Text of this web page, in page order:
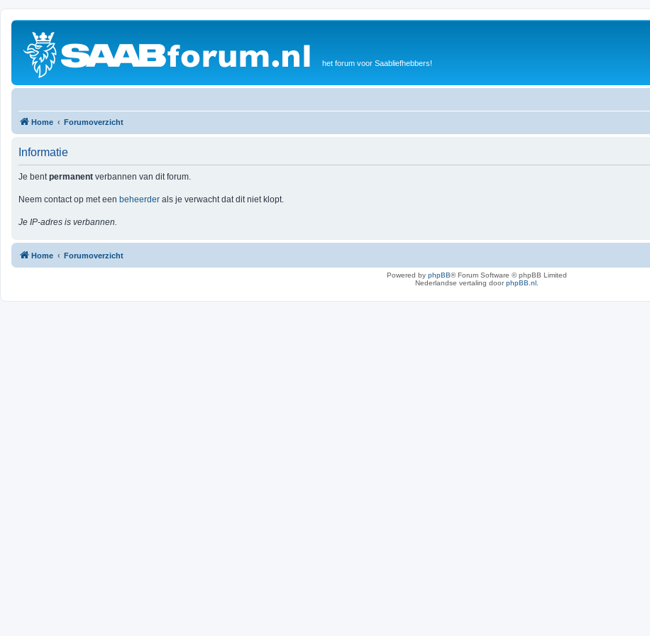
het forum voor Saabliefhebbers!
Home Forumoverzicht
Informatie
Je bentpermanent verbannen van dit forum.
Neem contact op met een beheerder als je verwacht dat dit niet klopt.
Je IP-adres is verbannen.
Home Forumoverzicht
Powered by phpBB® Forum Software © phpBB Limited
Nederlandse vertaling doorphpBB.nl